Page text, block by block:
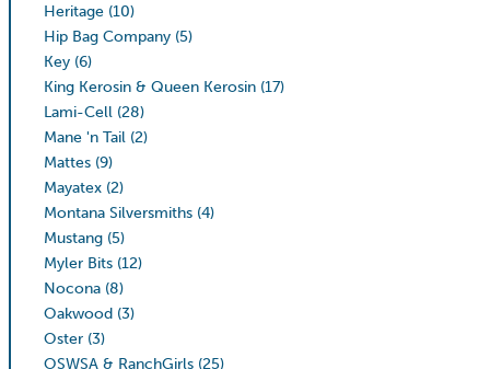
Heritage (10)
Hip Bag Company (5)
Key (6)
King Kerosin & Queen Kerosin (17)
Lami-Cell (28)
Mane 'n Tail (2)
Mattes (9)
Mayatex (2)
Montana Silversmiths (4)
Mustang (5)
Myler Bits (12)
Nocona (8)
Oakwood (3)
Oster (3)
OSWSA & RanchGirls (25)